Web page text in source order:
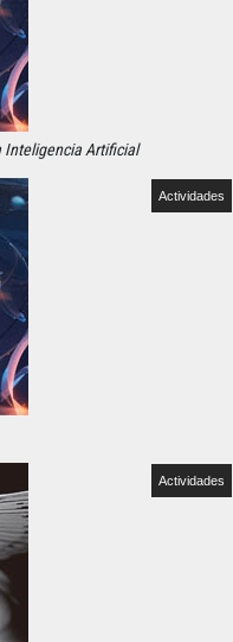
Inteligencia Artificial
Actividades
Actividades